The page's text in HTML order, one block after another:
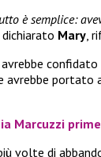
è semplice:
dichiarato Mary,
avrebbe confidato
avrebbe portato
Marcuzzi
volte di